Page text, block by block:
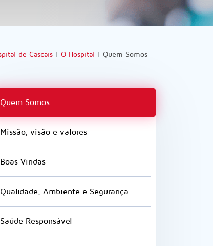
de Cascais O Hospital Quem Somos
Quem Somos
Missão, visão e valores
Boas Vindas
Qualidade, Ambiente e Segurança
Saúde Responsável